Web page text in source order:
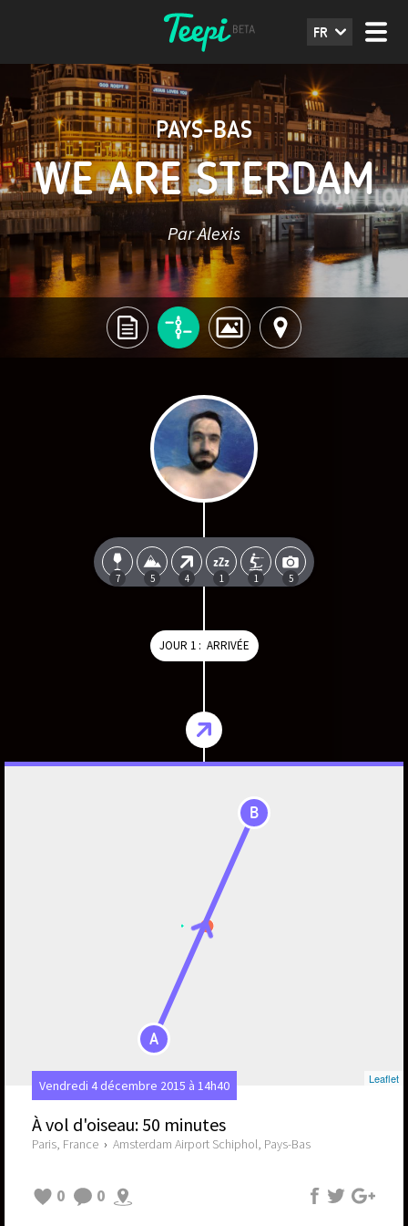
FR
PAYS-BAS
WE ARE STERDAM
Par Alexis
7 5 4 1 1 5
JOUR 1 : ARRIVÉE
A
B
Leaflet
Vendredi 4 décembre 2015 à 14h40
À vol d'oiseau: 50 minutes
Paris, France › Amsterdam Airport Schiphol, Pays-Bas
0 0